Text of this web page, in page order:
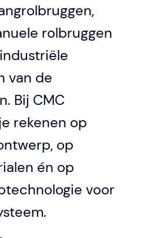
rolbruggen
van de
Bij CMC
rekenen op
op
én op
voor